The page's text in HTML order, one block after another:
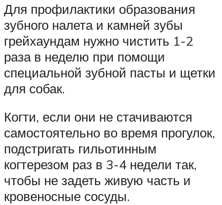
Для профилактики образования
зубного налета и камней зубы
грейхаундам нужно чистить 1-2
раза в неделю при помощи
специальной зубной пасты и щетки
для собак.
Когти, если они не стачиваются
самостоятельно во время прогулок,
подстригать гильотинным
когтерезом раз в 3-4 недели так,
чтобы не задеть живую часть и
кровеносные сосуды.